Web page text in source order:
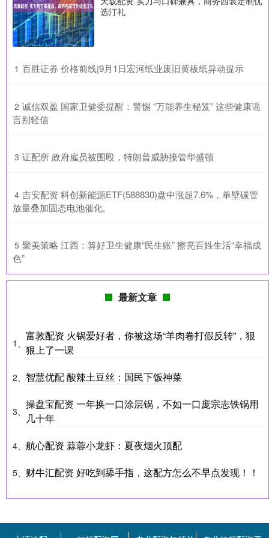
选汀礼
1 ​百胜证券 价格前线|9月1日宏河纸业废旧黄板纸异动提示
2 ​诚信双盈 国家卫健委提醒：警惕 “万能养生秘笈” 这些健康谣
言别轻信
3 ​证配所 政府雇员被围殴，特朗普威胁接管华盛顿
4 ​吉安配资 科创新能源ETF(588830)盘中涨超7.6%，单壁碳管
放量叠加固态电池催化,
5 ​聚美策略 江西：算好卫生健康“民生账” 擦亮百姓生活“幸福成
色”
最新文章
1、
富敦配资 火锅爱好者，你被这场“羊肉卷打假反转”，狠
狠上了一课
2、 智慧优配 酸辣土豆丝：国民下饭神菜
3、
操盘宝配资 一年换一口涂层锅，不如一口庞宗志铁锅用
几十年
4、 航心配资 蒜蓉小龙虾：夏夜烟火顶配
5、 财牛汇配资 好吃到舔手指，这配方怎么不早点发现！！